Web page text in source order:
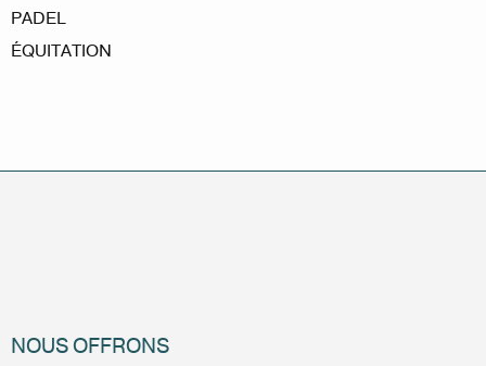
PADEL
ÉQUITATION
NOUS OFFRONS